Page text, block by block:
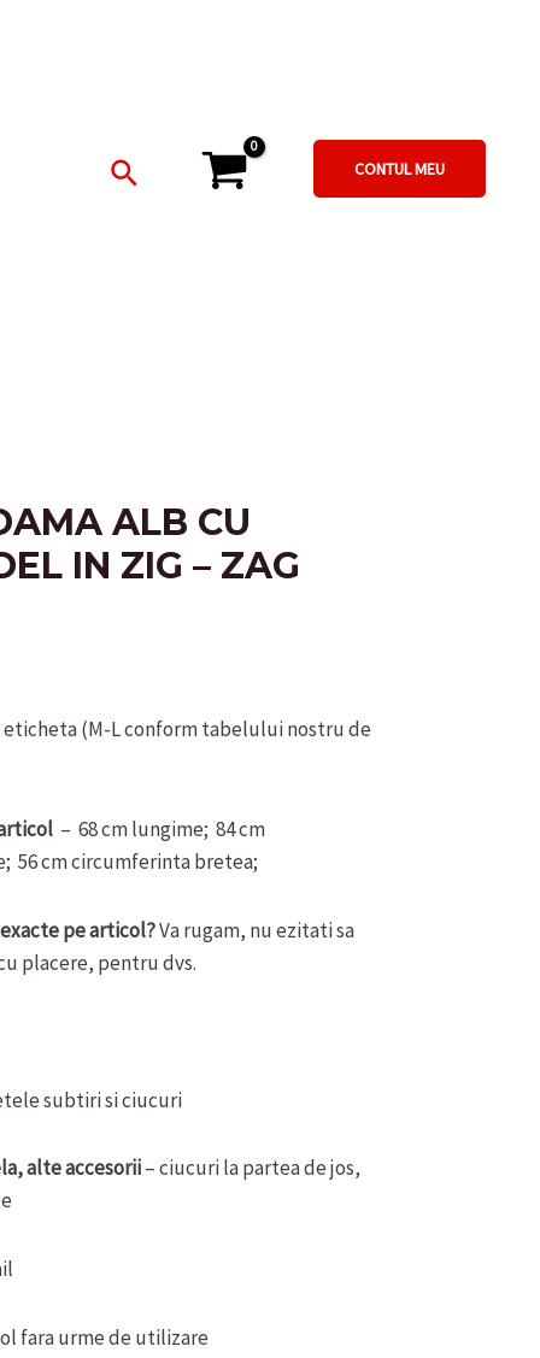
Search CONTUL MEU
ALB CU
IN ZIG – ZAG
(M-L conform tabelului nostru de
– 68 cm lungime; 84 cm
56 cm circumferinta bretea;
pe articol?Va rugam, nu ezitati sa
placere, pentru dvs.
subtiri si ciucuri
alte accesorii– ciucuri la partea de jos,
fara urme de utilizare
NEGRU
MODEL
IN